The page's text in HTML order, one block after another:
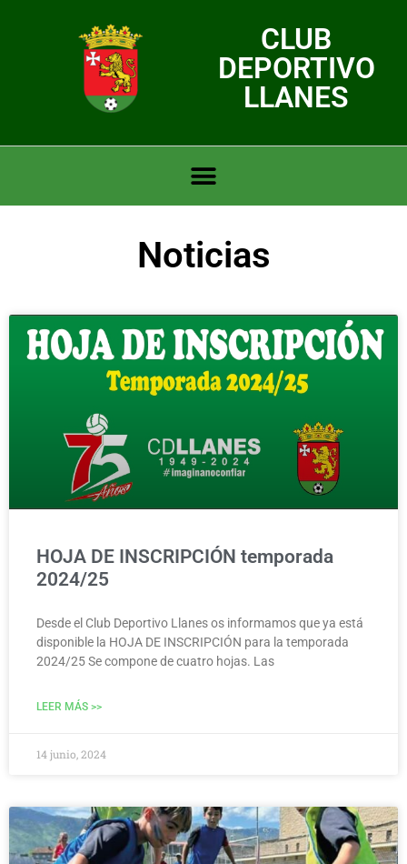
CLUB
DEPORTIVO
LLANES
Noticias
HOJA DE INSCRIPCIÓN temporada
2024/25
Desde el Club Deportivo Llanes os informamos que ya está
disponible la HOJA DE INSCRIPCIÓN para la temporada
2024/25 Se compone de cuatro hojas. Las
LEER MÁS >>
14 junio, 2024